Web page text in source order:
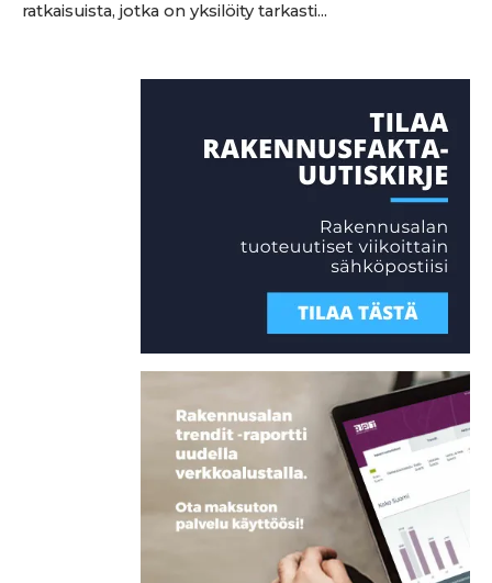
ratkaisuista, jotka on yksilöity tarkasti...